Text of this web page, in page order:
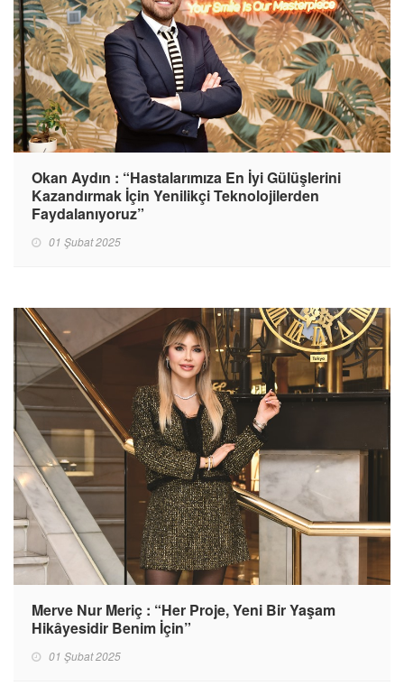
Okan Aydın : “Hastalarımıza En İyi Gülüşlerini
Kazandırmak İçin Yenilikçi Teknolojilerden
Faydalanıyoruz”
01 Şubat 2025
Merve Nur Meriç : “Her Proje, Yeni Bir Yaşam
Hikâyesidir Benim İçin”
01 Şubat 2025